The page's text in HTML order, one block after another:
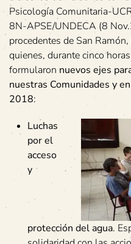
Psicología Comunitaria-
8N-APSE/UNDECA (8
procedentes de San
quienes, durante cinco
formularon nuevos ejes
nuestras Comunidades y
2018:
Luchas
por el
acceso
y
protección del agua.